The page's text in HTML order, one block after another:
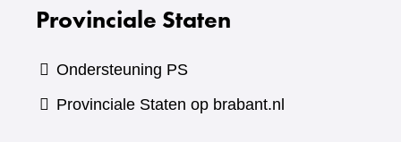
Provinciale Staten
Ondersteuning PS
Provinciale Staten op brabant.nl